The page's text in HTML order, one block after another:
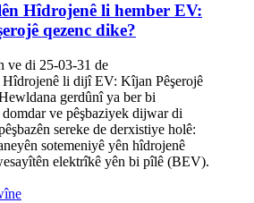
Hîdrojenê li hember EV:
qezenc dike?
ve di 25-03-31 de
li dijî EV: Kîjan Pêşerojê
gerdûnî ya ber bi
domdar ve pêşbaziyek dijwar di
sereke de derxistiye holê:
sotemeniyê yên hîdrojenê
elektrîkê yên bi pîlê (BEV).